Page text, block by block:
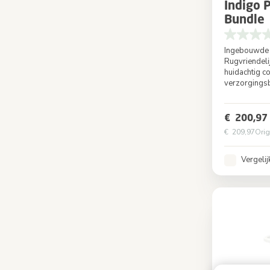
Indigo
Bundle
huidachtig
€ 200,97
€ 209,97